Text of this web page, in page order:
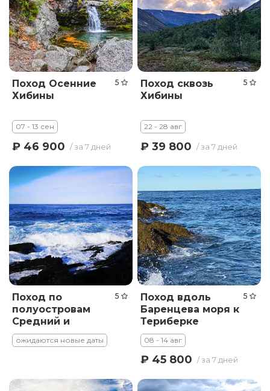
5
Поход Осенние
Хибины
07 - 13 сен
₽ 46 900 / за 7 дней
5
Поход сквозь
Хибины
22 - 28 авг
₽ 39 800 / за 7 дней
5
Поход по
полуостровам
Средний и
Рыбачий
ожидаются новые даты
5
Поход вдоль
Баренцева моря к
Териберке
08 - 14 авг
₽ 45 800 / за 7 дней